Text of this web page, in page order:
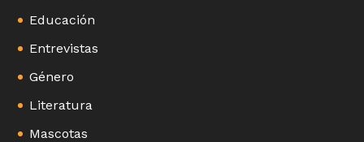
Educación
Entrevistas
Género
Literatura
Mascotas